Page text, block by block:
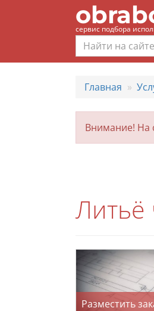
сервис подбора
Главная
Внимание! На
Литьё
Разместить